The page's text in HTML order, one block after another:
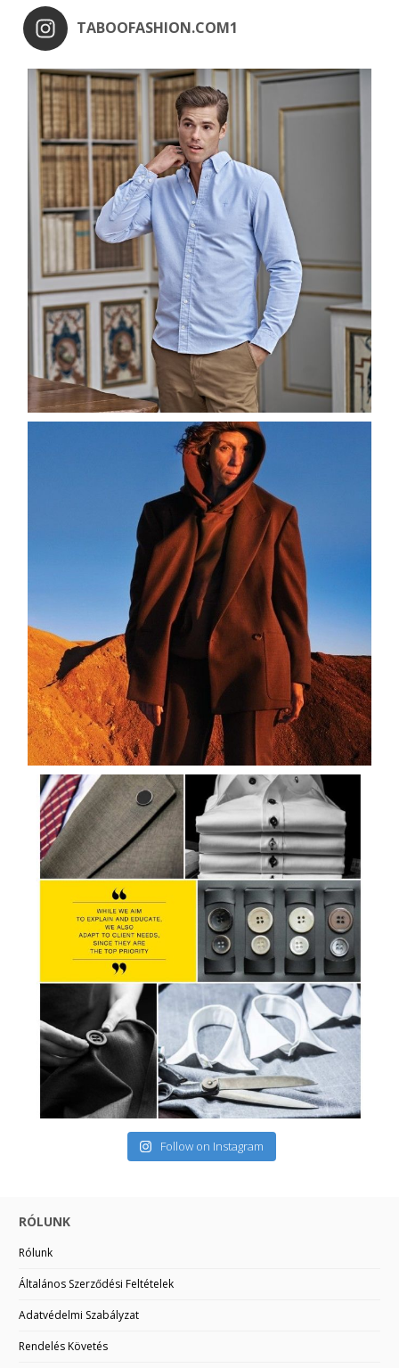
TABOOFASHION.COM1
Follow on Instagram
RÓLUNK
Rólunk
Általános Szerződési Feltételek
Adatvédelmi Szabályzat
Rendelés Követés